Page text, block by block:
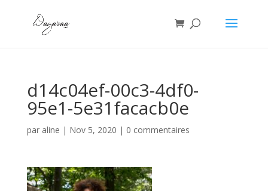
d14c04ef-00c3-4df0-
95e1-5e31facacb0e
par aline | Nov 5, 2020 | 0 commentaires